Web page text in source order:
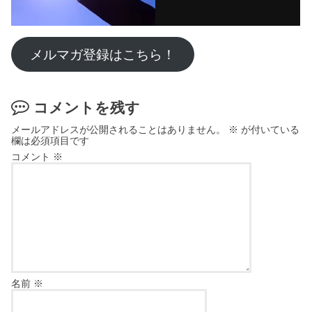
メルマガ登録はこちら！
コメントを残す
メールアドレスが公開されることはありません。 ※ が付いている
欄は必須項目です
コメント ※
名前 ※